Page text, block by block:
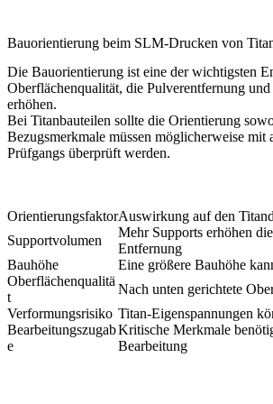
Bauorientierung beim SLM-Drucken von
Die Bauorientierung ist eine der wichtigsten
Oberflächenqualität, die Pulverentfernung
erhöhen.
Bei Titanbauteilen sollte die Orientierung
Bezugsmerkmale müssen möglicherweise
Prüfgangs überprüft werden.
OrientierungsfaktorAuswirkung auf den
Supportvolumen
Mehr Supports erhöhen
Entfernung
Bauhöhe
Eine größere Bauhöhe
Oberflächenqualitä
t
Nach unten gerichtete
Verformungsrisiko Titan-Eigenspannungen
Bearbeitungszugab
e
Kritische Merkmale
Bearbeitung